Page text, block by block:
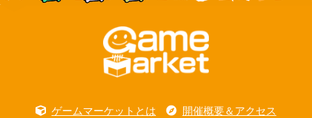
ゲームマーケットとは 開催概要＆アクセス